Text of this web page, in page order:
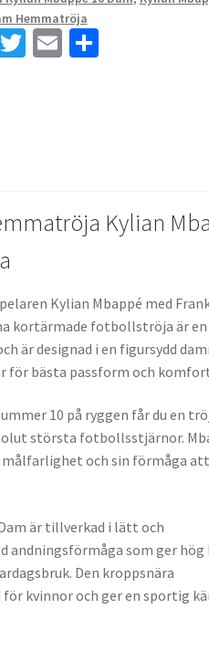
Hemmatröja
T E D
Kylian
Kylian Mbappé med
kortärmade fotbollströja är en
är designad i en figursydd
för bästa passform och
10 på ryggen får du en
största fotbollsstjärnor.
och sin förmåga
är tillverkad i lätt och
andningsförmåga som ger
Den kroppsnära
kvinnor och ger en sportig